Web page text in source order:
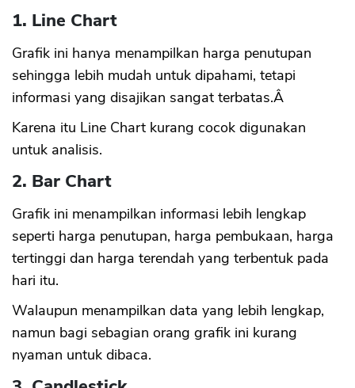
1. Line Chart
Grafik ini hanya menampilkan harga penutupan
sehingga lebih mudah untuk dipahami, tetapi
informasi yang disajikan sangat terbatas.Â
Karena itu Line Chart kurang cocok digunakan
untuk analisis.
2. Bar Chart
Grafik ini menampilkan informasi lebih lengkap
seperti harga penutupan, harga pembukaan, harga
tertinggi dan harga terendah yang terbentuk pada
hari itu.
Walaupun menampilkan data yang lebih lengkap,
namun bagi sebagian orang grafik ini kurang
nyaman untuk dibaca.